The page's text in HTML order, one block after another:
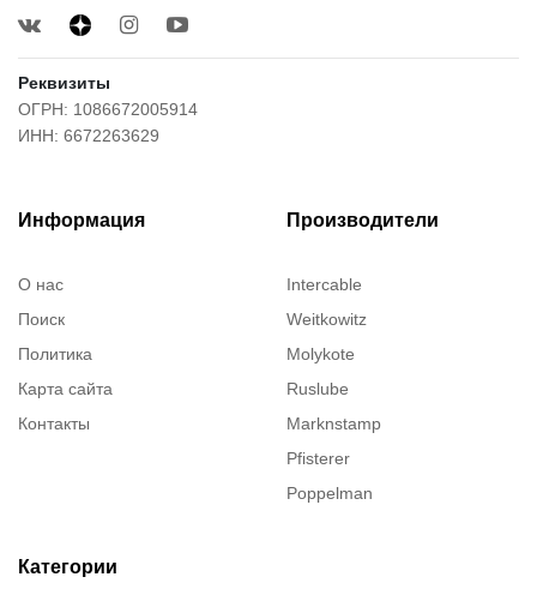
Реквизиты
ОГРН: 1086672005914
ИНН: 6672263629
Информация
О нас
Поиск
Политика
Карта сайта
Контакты
Производители
Intercable
Weitkowitz
Molykote
Ruslube
Marknstamp
Pfisterer
Poppelman
Категории